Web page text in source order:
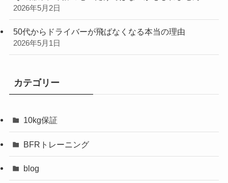
2026年5月2日
50代からドライバーが飛ばなくなる本当の理由
2026年5月1日
カテゴリー
10kg保証
BFRトレーニング
blog